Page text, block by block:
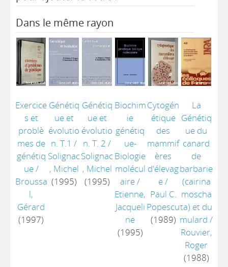
Dans le même rayon
Exercice
s et
problè
mes de
génétiq
ue/
Broussa
l,
Gérard
(1997)
Génétiq
ue et
évolutio
n. T.1 /
Solignac
, Michel
(1995)
Génétiq
ue et
évolutio
n. T. 2 /
Solignac
, Michel
(1995)
Biochim
ie
génétiq
ue-
Biologie
molécul
aire/
Etienne,
Jacqueli
ne
(1995)
Cytogén
étique
des
mammif
ères
d'élevag
e/
Paul C.
Popescu
(1989)
La
Génétiq
ue du
canard
de
barbarie
(cairina
moscha
ta) et du
mulard /
Rouvier,
Roger
(1988)